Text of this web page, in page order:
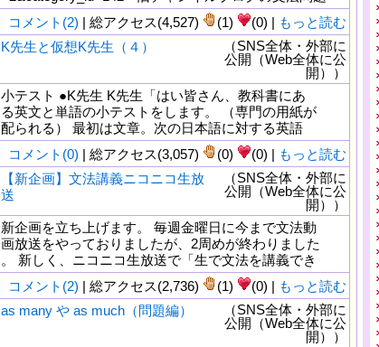
コメント(2) | 総アクセス(4,527) (1) (0) | もっと読む
K先生と仮想K先生（４）
（SNS全体・外部に
公開（Web全体に公
開））
小テスト ●K先生 K先生「はい皆さん、教科書にあ
る英文と単語の小テストをします。 （専門の用紙が
配られる） 最初は文章。次の日本語に対する英語
コメント(0) | 総アクセス(3,057) (0) (0) | もっと読む
【新企画】文法講義ニコニコ生放
送
（SNS全体・外部に
公開（Web全体に公
開））
新企画を立ち上げます。 毎週金曜日に今まで文法動
画放送をやっておりましたが、2周めが終わりました
。 新しく、ニコニコ生放送で「生で文法を講義でき
コメント(2) | 総アクセス(2,736) (1) (0) | もっと読む
as many や as much（問題編）
（SNS全体・外部に
公開（Web全体に公
開））